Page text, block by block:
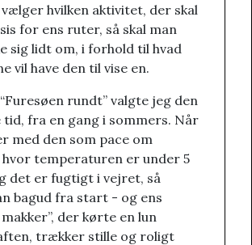
hvilken aktivitet, der skal
for ens ruter, så skal man
sig lidt om, i forhold til hvad
vil have den til vise en.
rundt” valgte jeg den
fra en gang i sommers. Når
med den som pace om
temperaturen er under 5
det er fugtigt i vejret, så
bagud fra start - og ens
der kørte en lun
trækker stille og roligt